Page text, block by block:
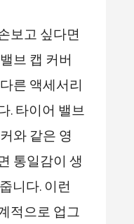
보고 싶다면
브 캡 커버
른 액세서리
. 타이어 밸브
와 같은 영
통일감이 생
니다. 이런
적으로 업그